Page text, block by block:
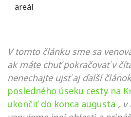
areál
V tomto článku sme sa
ak máte chuť pokračovať v
nenechajte ujsť aj ďalší článok
posledného úseku cesty na
ukončiť do konca augusta , v